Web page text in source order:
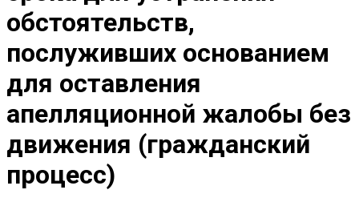
обстоятельств,
послуживших основанием
для оставления
апелляционной жалобы без
движения (гражданский
процесс)